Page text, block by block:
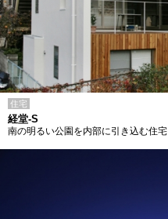
住宅
経堂-S
南の明るい公園を内部に引き込む住宅